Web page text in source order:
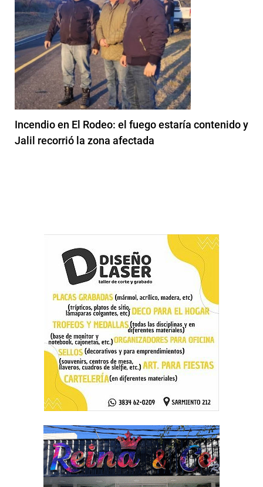
Incendio en El Rodeo: el fuego estaría contenido y
Jalil recorrió la zona afectada